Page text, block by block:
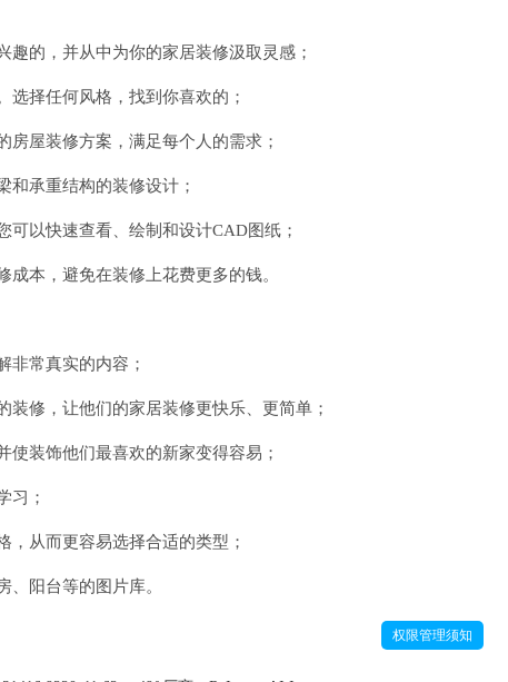
的，并从中为你的家居装修汲取灵感；
择任何风格，找到你喜欢的；
屋装修方案，满足每个人的需求；
和承重结构的装修设计；
以快速查看、绘制和设计CAD图纸；
本，避免在装修上花费更多的钱。
非常真实的内容；
修，让他们的家居装修更快乐、更简单；
装饰他们最喜欢的新家变得容易；
习；
从而更容易选择合适的类型；
阳台等的图片库。
权限管理须知